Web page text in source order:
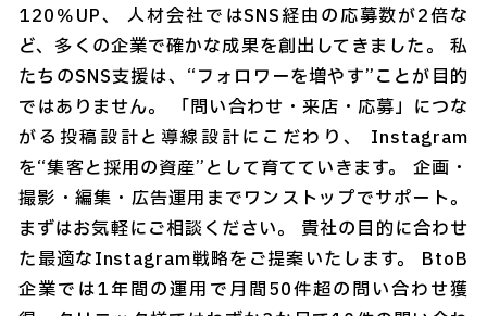
120％UP、 人材会社ではSNS経由の応募数が2倍な
ど、多くの企業で確かな成果を創出してきました。 私
たちのSNS支援は、“フォロワーを増やす”ことが目的
ではありません。 「問い合わせ・来店・応募」につな
がる投稿設計と導線設計にこだわり、 Instagram
を“集客と採用の資産”として育てていきます。 企画・
撮影・編集・広告運用までワンストップでサポート。
まずはお気軽にご相談ください。 貴社の目的に合わせ
た最適なInstagram戦略をご提案いたします。 BtoB
企業では1年間の運用で月間50件超の問い合わせ獲